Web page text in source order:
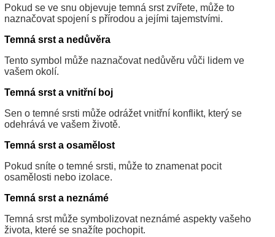
Pokud se ve snu objevuje temná srst zvířete, může to
naznačovat spojení s přírodou a jejími tajemstvími.
Temná srst a nedůvěra
Tento symbol může naznačovat nedůvěru vůči lidem ve
vašem okolí.
Temná srst a vnitřní boj
Sen o temné srsti může odrážet vnitřní konflikt, který se
odehrává ve vašem životě.
Temná srst a osamělost
Pokud sníte o temné srsti, může to znamenat pocit
osamělosti nebo izolace.
Temná srst a neznámé
Temná srst může symbolizovat neznámé aspekty vašeho
života, které se snažíte pochopit.